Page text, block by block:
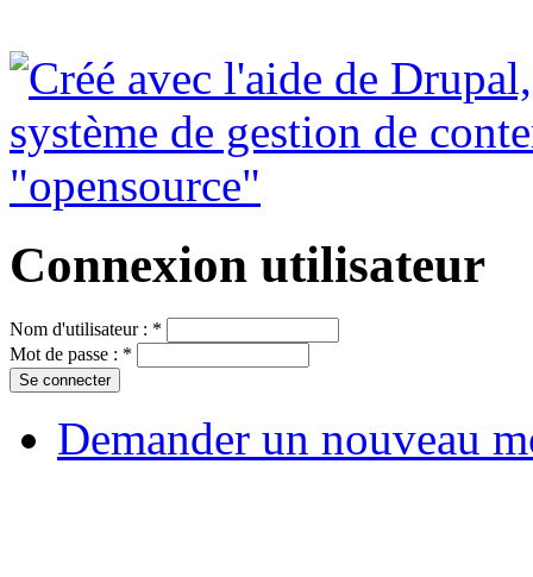
Connexion utilisateur
Nom d'utilisateur : *
Mot de passe : *
Demander un nouveau